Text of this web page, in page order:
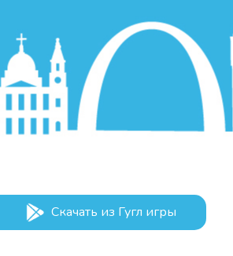
Скачать из Гугл игры